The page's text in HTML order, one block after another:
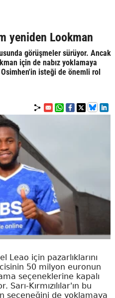
yeniden Lookman
görüşmeler sürüyor. Ancak
için de nabız yoklamaya
isteği de önemli rol
Leao için pazarlıklarını
50 milyon euronun
seçeneklerine kapalı
Sarı-Kırmızılılar'ın bu
seçeneğini de yoklamaya